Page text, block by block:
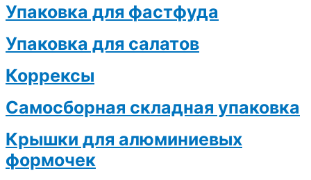
Упаковка для фастфуда
Упаковка для салатов
Коррексы
Самосборная складная упаковка
Крышки для алюминиевых
формочек